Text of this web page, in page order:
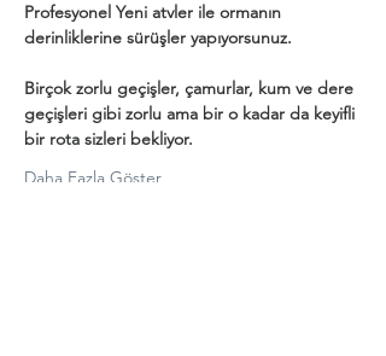
Profesyonel Yeni atvler ile ormanın
derinliklerine sürüşler yapıyorsunuz.
Birçok zorlu geçişler, çamurlar, kum ve dere
geçişleri gibi zorlu ama bir o kadar da keyifli
bir rota sizleri bekliyor.
Daha Fazla Göster